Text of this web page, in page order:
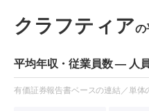
クラフティアの
平均年収・従業員数 — 人
有価証券報告書ベースの連結／単